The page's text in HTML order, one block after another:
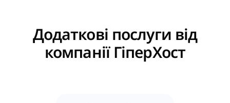
Додаткові послуги від
компанії ГіперХост